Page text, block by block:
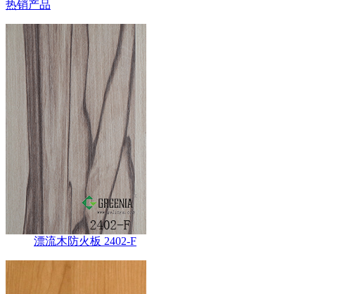
热销产品
漂流木防火板 2402-F